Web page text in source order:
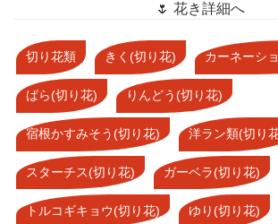
🌷 花き詳細へ
切り花類 きく(切り花) カーネーシ
ばら(切り花) りんどう(切り花)
宿根かすみそう(切り花) 洋ラン類(切り
スターチス(切り花) ガーベラ(切り花)
トルコギキョウ(切り花) ゆり(切り花)